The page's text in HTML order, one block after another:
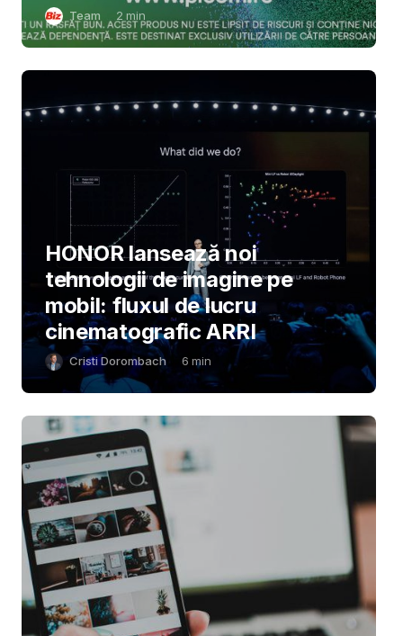
Team 2 min
HONOR lansează noi
tehnologii de imagine pe
mobil: fluxul de lucru
cinematografic ARRI
Cristi Dorombach 6 min